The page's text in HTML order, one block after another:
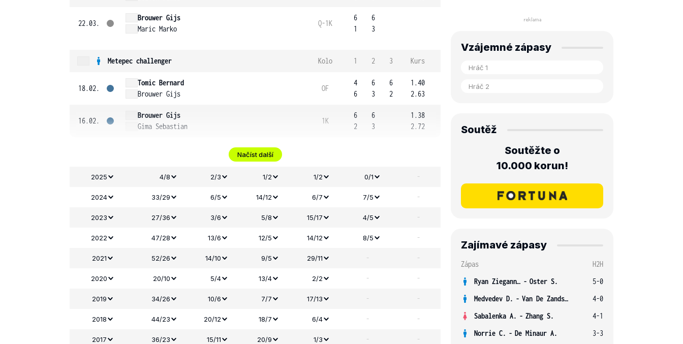
22.03.
Brouwer Gijs
Maric Marko
Q-1K
6
1
6
3
Metepec challenger Kolo 1 2 3 Kurs
18.02.
Tomic Bernard
Brouwer Gijs
OF
4
6
6
3
6
2
1.40
2.63
16.02.
Brouwer Gijs
Gima Sebastian
1K
6
2
6
3
1.38
2.72
Načíst další
2025 4/8 2/3 1/2 1/2 0/1 -
2024 33/29 6/5 14/12 6/7 7/5 -
2023 27/36 3/6 5/8 15/17 4/5 -
2022 47/28 13/6 12/5 14/12 8/5 -
2021 52/26 14/10 9/5 29/11 - -
2020 20/10 5/4 13/4 2/2 - -
2019 34/26 10/6 7/7 17/13 - -
2018 44/23 20/12 18/7 6/4 - -
2017 36/23 15/11 20/9 1/3 - -
Vzájemné zápasy
Soutěž
Soutěžte o
10.000 korun!
Zajímavé zápasy
Zápas
H2H
Ryan Ziegann S. - Oster S.
5-0
Medvedev D. - Van De Zandschulp B.
4-0
Sabalenka A. - Zhang S.
4-1
Norrie C. - De Minaur A.
3-3